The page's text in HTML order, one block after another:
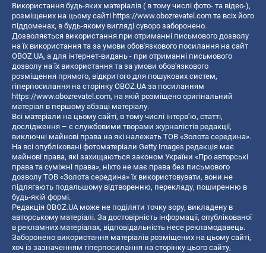
Використання будь-яких матеріалів ( в тому числі фото- та відео-),
розміщених на цьому сайті https://www.obozrevatel.com та всіх його
піддоменах, в будь-якому вигляді суворо заборонено.
Дозволяється використання при отриманні письмового дозволу
на їх використання та за умови обов'язкового посилання на сайт
OBOZ.UA, а для інтернет-видань - при отриманні письмового
дозволу на їх використання та за умови обов'язкового
розміщення прямого, відкритого для пошукових систем,
гіперпосилання на сторінку OBOZ.UA за посиланням
https://www.obozrevatel.com, на якій розміщено оригінальний
матеріал в першому абзаці матеріалу.
Всі матеріали на цьому сайті, в тому числі інтерв’ю, статті,
дослідження – є службовими творами журналістів редакції,
виключні майнові права на які належать ТОВ «Золота середина».
На всі опубліковані фотоматеріали Getty Images редакція має
майнові права, які захищаються законом України «Про авторські
права та суміжні права», ніхто не має права без письмового
дозволу ТОВ «Золота середина» їх використовувати, вони не
підлягають подальшому відтворенню, перекладу, поширенню в
будь-якій формі.
Редакція OBOZ.UA може не поділяти точку зору, викладену в
авторському матеріалі. За достовірність інформації, опублікованої
в рекламних матеріалах, відповідальність несе рекламодавець.
Заборонено використання матеріалів розміщених на цьому сайті,
хоч із зазначенням гіперпосилання на сторінку цього сайту,